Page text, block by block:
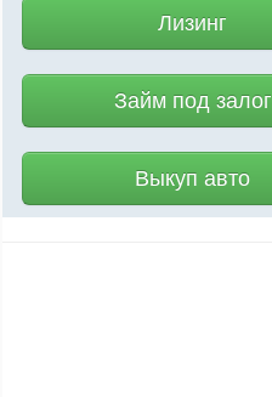
Лизинг
Займ под залог
Выкуп авто